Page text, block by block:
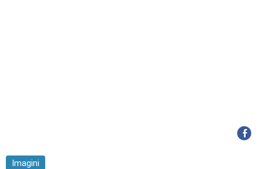
Imagini